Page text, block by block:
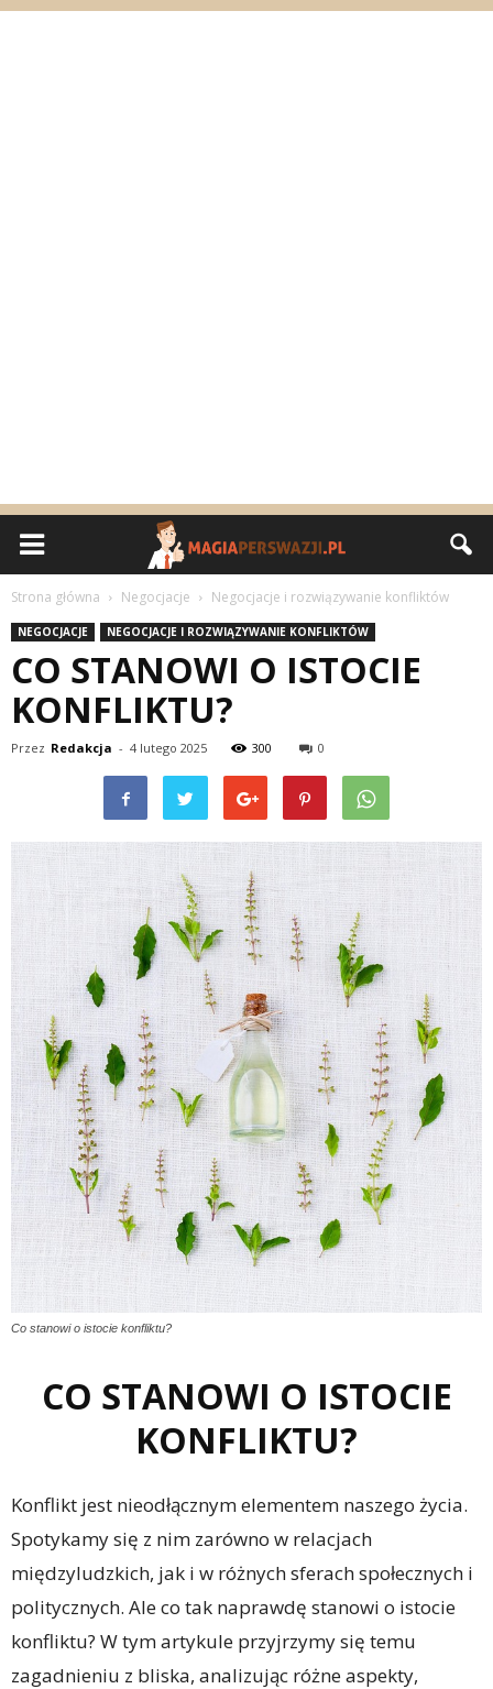
Strona główna Negocjacje Negocjacje i rozwiązywanie konfliktów
NEGOCJACJE NEGOCJACJE I ROZWIĄZYWANIE KONFLIKTÓW
CO STANOWI O ISTOCIE
KONFLIKTU?
Przez Redakcja - 4 lutego 2025 300 0
Co stanowi o istocie konfliktu?
CO STANOWI O ISTOCIE
KONFLIKTU?
Konflikt jest nieodłącznym elementem naszego życia.
Spotykamy się z nim zarówno w relacjach
międzyludzkich, jak i w różnych sferach społecznych i
politycznych. Ale co tak naprawdę stanowi o istocie
konfliktu? W tym artykule przyjrzymy się temu
zagadnieniu z bliska, analizując różne aspekty,